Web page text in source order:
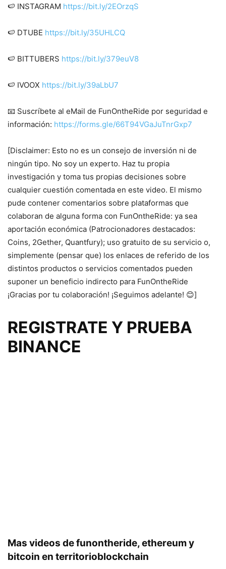
🍉 INSTAGRAM https://bit.ly/2EOrzqS
🍉 DTUBE https://bit.ly/35UHLCQ
🍉 BITTUBERS https://bit.ly/379euV8
🍉 IVOOX https://bit.ly/39aLbU7
📧 Suscríbete al eMail de FunOntheRide por seguridad e
información: https://forms.gle/66T94VGaJuTnrGxp7
[Disclaimer: Esto no es un consejo de inversión ni de
ningún tipo. No soy un experto. Haz tu propia
investigación y toma tus propias decisiones sobre
cualquier cuestión comentada en este video. El mismo
pude contener comentarios sobre plataformas que
colaboran de alguna forma con FunOntheRide: ya sea
aportación económica (Patrocionadores destacados:
Coins, 2Gether, Quantfury); uso gratuito de su servicio o,
simplemente (pensar que) los enlaces de referido de los
distintos productos o servicios comentados pueden
suponer un beneficio indirecto para FunOntheRide
¡Gracias por tu colaboración! ¡Seguimos adelante! 😊]
REGISTRATE Y PRUEBA
BINANCE
Mas videos de funontheride, ethereum y
bitcoin en territorioblockchain